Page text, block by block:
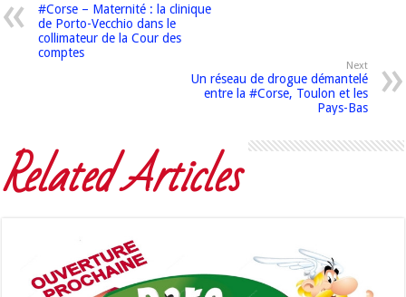
#Corse – Maternité : la clinique
de Porto-Vecchio dans le
collimateur de la Cour des
comptes
Next
Un réseau de drogue démantelé
entre la #Corse, Toulon et les
Pays-Bas
Related Articles